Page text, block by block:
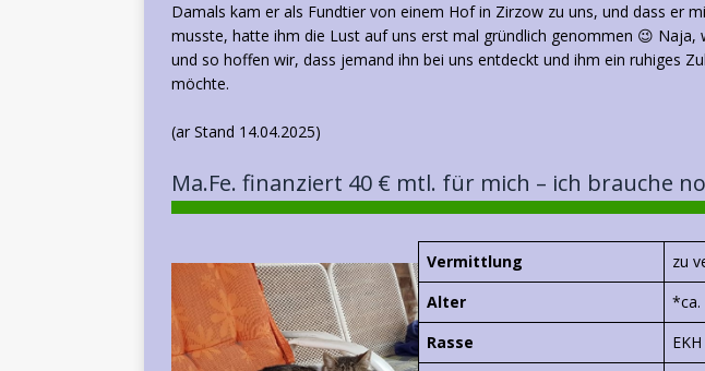
Damals kam er als Fundtier von einem Hof in Zirzow zu uns, und dass er
musste, hatte ihm die Lust auf uns erst mal gründlich genommen 😉
und so hoffen wir, dass jemand ihn bei uns entdeckt und ihm ein ruhiges
möchte.
(ar Stand 14.04.2025)
Ma.Fe. finanziert 40 € mtl. für mich – ich brauche
Vermittlung
zu
Alter
*ca.
Rasse
EKH